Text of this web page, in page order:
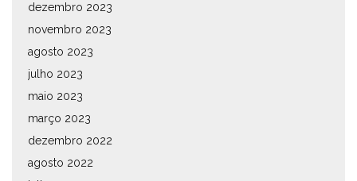
dezembro 2023
novembro 2023
agosto 2023
julho 2023
maio 2023
março 2023
dezembro 2022
agosto 2022